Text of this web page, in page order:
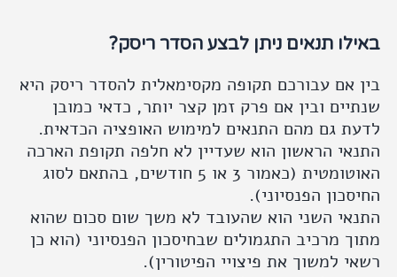
באילו תנאים ניתן לבצע הסדר ריסק?
בין אם עבורכם תקופה מקסימאלית להסדר ריסק היא
שנתיים ובין אם פרק זמן קצר יותר, כדאי כמובן
לדעת גם מהם התנאים למימוש האופציה הכדאית.
התנאי הראשון הוא שעדיין לא חלפה תקופת הארכה
האוטומטית (כאמור 3 או 5 חודשים, בהתאם לסוג
החיסכון הפנסיוני).
התנאי השני הוא שהעובד לא משך שום סכום שהוא
מתוך מרכיב התגמולים שבחיסכון הפנסיוני (הוא כן
רשאי למשוך את פיצויי הפיטורין).